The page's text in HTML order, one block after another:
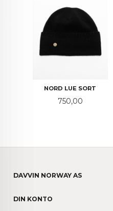
NORD LUE SORT
Pris
750,00
DAVVIN NORWAY AS
DIN KONTO